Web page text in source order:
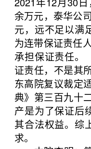
余万元，泰华公
元，远不足以满
为连带保证责任
承担保证责任。
证责任，不是其
东高院复议裁定
典》第三百九十
产是为了保证后
其合法权益。综
求。